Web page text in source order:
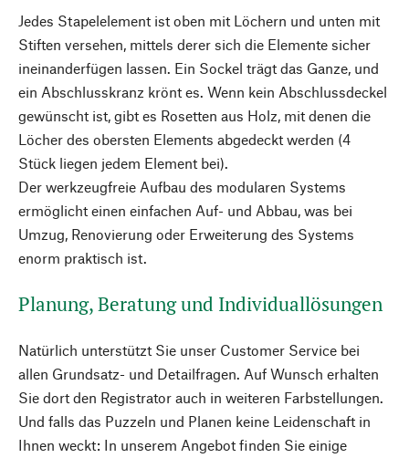
Jedes Stapelelement ist oben mit Löchern und unten mit
Stiften versehen, mittels derer sich die Elemente sicher
ineinanderfügen lassen. Ein Sockel trägt das Ganze, und
ein Abschlusskranz krönt es. Wenn kein Abschlussdeckel
gewünscht ist, gibt es Rosetten aus Holz, mit denen die
Löcher des obersten Elements abgedeckt werden (4
Stück liegen jedem Element bei).
Der werkzeugfreie Aufbau des modularen Systems
ermöglicht einen einfachen Auf- und Abbau, was bei
Umzug, Renovierung oder Erweiterung des Systems
enorm praktisch ist.
Planung, Beratung und Individuallösungen
Natürlich unterstützt Sie unser Customer Service bei
allen Grundsatz- und Detailfragen. Auf Wunsch erhalten
Sie dort den Registrator auch in weiteren Farbstellungen.
Und falls das Puzzeln und Planen keine Leidenschaft in
Ihnen weckt: In unserem Angebot finden Sie einige